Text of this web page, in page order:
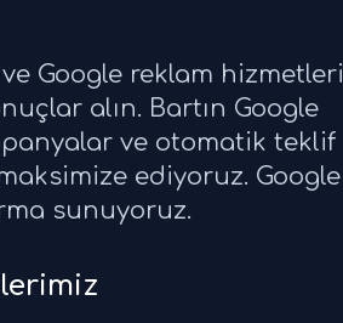
Google reklam hizmetleri
alın. Bartın Google
ve otomatik teklif
ediyoruz. Google
sunuyoruz.